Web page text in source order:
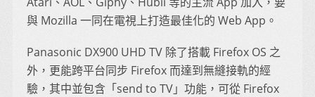
與 Mozilla 一同在電視上打造最佳化的 Web App。
Panasonic DX900 UHD TV 除了搭載 Firefox OS 之
外，更能跨平台同步 Firefox 而達到無縫接軌的經
驗，其中並包含「send to TV」功能，可從 Firefox